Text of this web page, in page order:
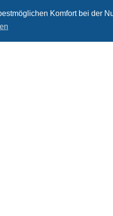
Komfort bei der